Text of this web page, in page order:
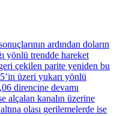
ardından doların
yönlü trendde hareket
çekilen parite yeniden bu
üzeri yukarı yönlü
direncine devamı
alçalan kanalın üzerine
olası gerilemelerde ise